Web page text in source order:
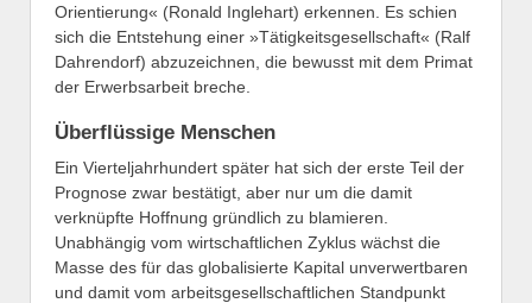
Orientierung« (Ronald Inglehart) erkennen. Es schien
sich die Entstehung einer »Tätigkeitsgesellschaft« (Ralf
Dahrendorf) abzuzeichnen, die bewusst mit dem Primat
der Erwerbsarbeit breche.
Überflüssige Menschen
Ein Vierteljahrhundert später hat sich der erste Teil der
Prognose zwar bestätigt, aber nur um die damit
verknüpfte Hoffnung gründlich zu blamieren.
Unabhängig vom wirtschaftlichen Zyklus wächst die
Masse des für das globalisierte Kapital unverwertbaren
und damit vom arbeitsgesellschaftlichen Standpunkt